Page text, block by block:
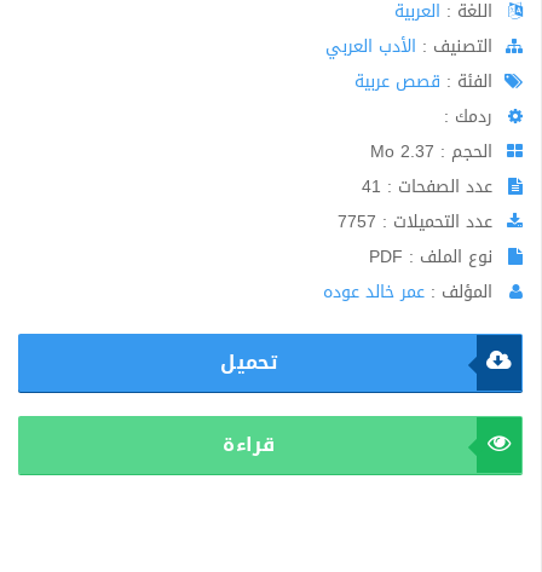
اللغة : العربية
اﻟﺘﺼﻨﻴﻒ : الأدب العربي
الفئة : قصص عربية
ردمك :
الحجم : 2.37 Mo
عدد الصفحات : 41
عدد التحميلات : 7757
نوع الملف : PDF
المؤلف : عمر خالد عوده
تحميل
قراءة